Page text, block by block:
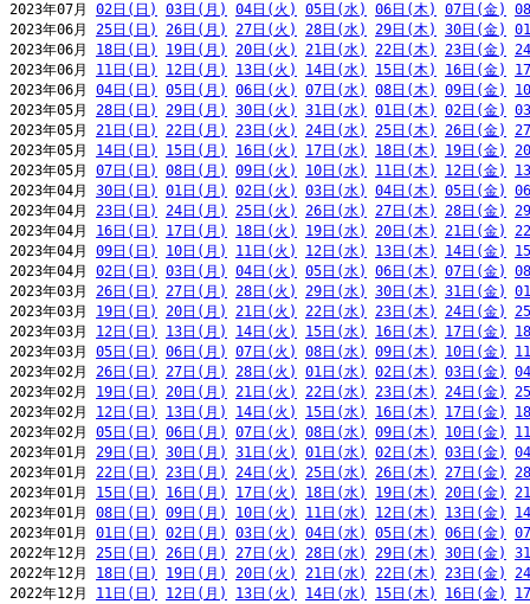
2023年07月 02日(日) 03日(月) 04日(火) 05日(水) 06日(木) 07日(金)
2023年06月 25日(日) 26日(月) 27日(火) 28日(水) 29日(木) 30日(金)
2023年06月 18日(日) 19日(月) 20日(火) 21日(水) 22日(木) 23日(金)
2023年06月 11日(日) 12日(月) 13日(火) 14日(水) 15日(木) 16日(金)
2023年06月 04日(日) 05日(月) 06日(火) 07日(水) 08日(木) 09日(金)
2023年05月 28日(日) 29日(月) 30日(火) 31日(水) 01日(木) 02日(金)
2023年05月 21日(日) 22日(月) 23日(火) 24日(水) 25日(木) 26日(金)
2023年05月 14日(日) 15日(月) 16日(火) 17日(水) 18日(木) 19日(金)
2023年05月 07日(日) 08日(月) 09日(火) 10日(水) 11日(木) 12日(金)
2023年04月 30日(日) 01日(月) 02日(火) 03日(水) 04日(木) 05日(金)
2023年04月 23日(日) 24日(月) 25日(火) 26日(水) 27日(木) 28日(金)
2023年04月 16日(日) 17日(月) 18日(火) 19日(水) 20日(木) 21日(金)
2023年04月 09日(日) 10日(月) 11日(火) 12日(水) 13日(木) 14日(金)
2023年04月 02日(日) 03日(月) 04日(火) 05日(水) 06日(木) 07日(金)
2023年03月 26日(日) 27日(月) 28日(火) 29日(水) 30日(木) 31日(金)
2023年03月 19日(日) 20日(月) 21日(火) 22日(水) 23日(木) 24日(金)
2023年03月 12日(日) 13日(月) 14日(火) 15日(水) 16日(木) 17日(金)
2023年03月 05日(日) 06日(月) 07日(火) 08日(水) 09日(木) 10日(金)
2023年02月 26日(日) 27日(月) 28日(火) 01日(水) 02日(木) 03日(金)
2023年02月 19日(日) 20日(月) 21日(火) 22日(水) 23日(木) 24日(金)
2023年02月 12日(日) 13日(月) 14日(火) 15日(水) 16日(木) 17日(金)
2023年02月 05日(日) 06日(月) 07日(火) 08日(水) 09日(木) 10日(金)
2023年01月 29日(日) 30日(月) 31日(火) 01日(水) 02日(木) 03日(金)
2023年01月 22日(日) 23日(月) 24日(火) 25日(水) 26日(木) 27日(金)
2023年01月 15日(日) 16日(月) 17日(火) 18日(水) 19日(木) 20日(金)
2023年01月 08日(日) 09日(月) 10日(火) 11日(水) 12日(木) 13日(金)
2023年01月 01日(日) 02日(月) 03日(火) 04日(水) 05日(木) 06日(金)
2022年12月 25日(日) 26日(月) 27日(火) 28日(水) 29日(木) 30日(金)
2022年12月 18日(日) 19日(月) 20日(火) 21日(水) 22日(木) 23日(金)
2022年12月 11日(日) 12日(月) 13日(火) 14日(水) 15日(木) 16日(金)